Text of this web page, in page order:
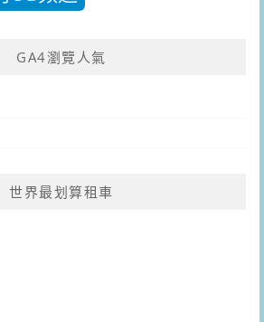
GA4瀏覽人氣
世界最划算租車